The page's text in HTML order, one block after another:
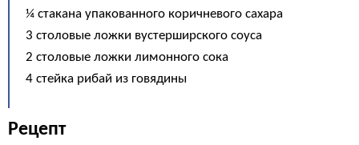
¼ стакана упакованного коричневого сахара
3 столовые ложки вустерширского соуса
2 столовые ложки лимонного сока
4 стейка рибай из говядины
Рецепт